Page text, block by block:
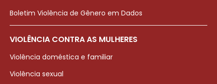
Boletim Violência de Gênero em Dados
VIOLÊNCIA CONTRA AS MULHERES
Violência doméstica e familiar
Violência sexual